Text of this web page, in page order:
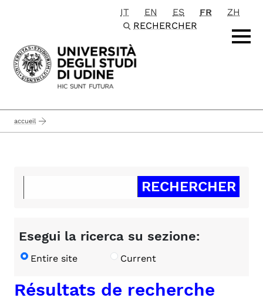
Passa al contenuto principale
IT EN ES FR
ZH
RECHERCHER
accueil
Esegui la ricerca su sezione:
Entire site Current
Résultats de recherche